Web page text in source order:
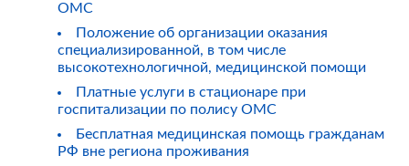
ОМС
Положение об организации оказания
специализированной, в том числе
высокотехнологичной, медицинской помощи
Платные услуги в стационаре при
госпитализации по полису ОМС
Бесплатная медицинская помощь гражданам
РФ вне региона проживания